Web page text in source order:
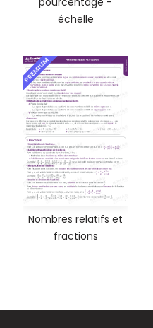
échelle
PREMIUM
Nombres relatifs et
fractions